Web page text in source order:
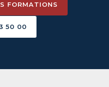
FORMATIONS
50 00